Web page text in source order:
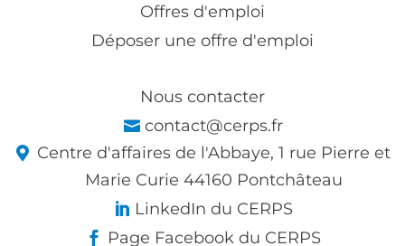
Offres d'emploi
Déposer une offre d'emploi
Nous contacter
contact@cerps.fr
Centre d'affaires de l'Abbaye, 1 rue Pierre et
Marie Curie 44160 Pontchâteau
LinkedIn du CERPS
Page Facebook du CERPS